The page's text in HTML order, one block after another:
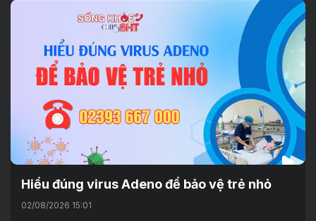
Hiểu đúng virus Adeno để bảo vệ trẻ nhỏ
02/08/2026 15:01